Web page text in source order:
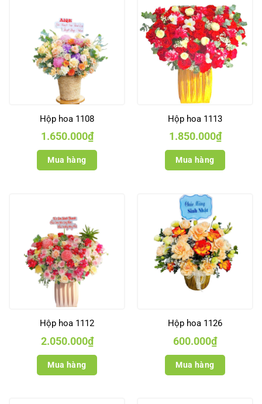
Hộp hoa 1108
1.650.000₫
Mua hàng
Hộp hoa 1113
1.850.000₫
Mua hàng
Hộp hoa 1112
2.050.000₫
Mua hàng
Hộp hoa 1126
600.000₫
Mua hàng